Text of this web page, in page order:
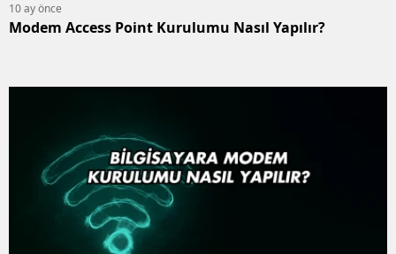
10 ay önce
Modem Access Point Kurulumu Nasıl Yapılır?